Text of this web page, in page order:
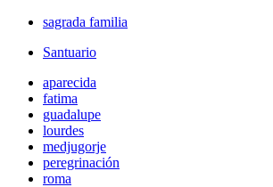
sagrada familia
Santuario
aparecida
fatima
guadalupe
lourdes
medjugorje
peregrinación
roma